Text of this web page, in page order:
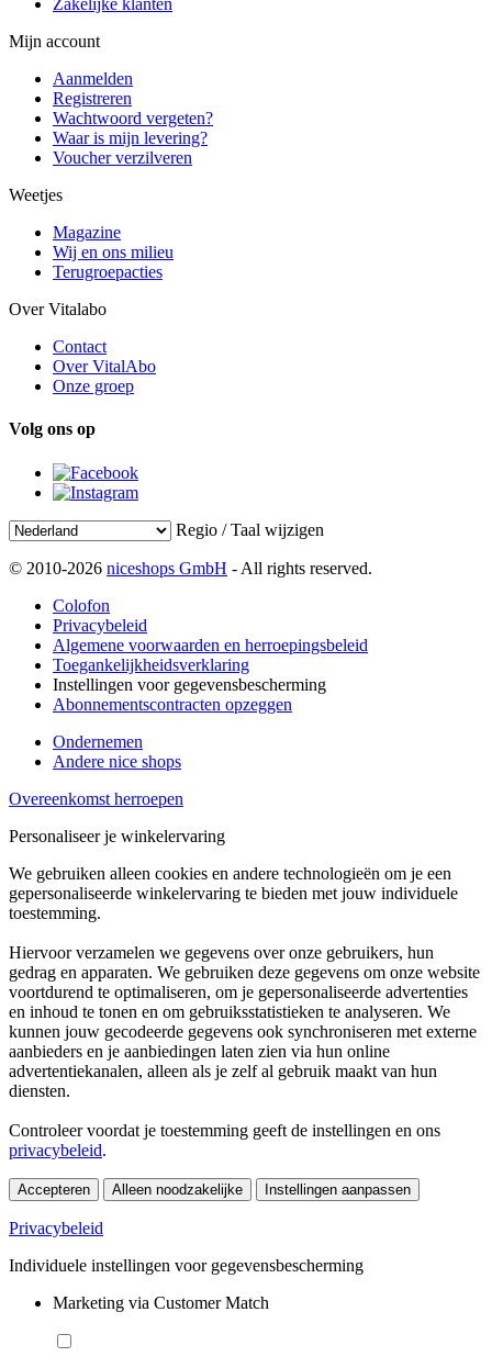
Zakelijke klanten
Mijn account
Aanmelden
Registreren
Wachtwoord vergeten?
Waar is mijn levering?
Voucher verzilveren
Weetjes
Magazine
Wij en ons milieu
Terugroepacties
Over Vitalabo
Contact
Over VitalAbo
Onze groep
Volg ons op
Regio / Taal wijzigen
© 2010-2026 niceshops GmbH - All rights reserved.
Colofon
Privacybeleid
Algemene voorwaarden en herroepingsbeleid
Toegankelijkheidsverklaring
Instellingen voor gegevensbescherming
Abonnementscontracten opzeggen
Ondernemen
Andere nice shops
Overeenkomst herroepen
Personaliseer je winkelervaring
We gebruiken alleen cookies en andere technologieën om je een
gepersonaliseerde winkelervaring te bieden met jouw individuele
toestemming.
Hiervoor verzamelen we gegevens over onze gebruikers, hun
gedrag en apparaten. We gebruiken deze gegevens om onze website
voortdurend te optimaliseren, om je gepersonaliseerde advertenties
en inhoud te tonen en om gebruiksstatistieken te analyseren. We
kunnen jouw gecodeerde gegevens ook synchroniseren met externe
aanbieders en je aanbiedingen laten zien via hun online
advertentiekanalen, alleen als je zelf al gebruik maakt van hun
diensten.
Controleer voordat je toestemming geeft de instellingen en ons
privacybeleid.
Accepteren Alleen noodzakelijke Instellingen aanpassen
Privacybeleid
Individuele instellingen voor gegevensbescherming
Marketing via Customer Match